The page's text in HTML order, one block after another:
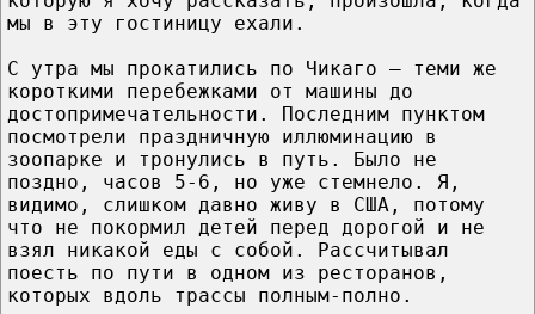
мы в эту гостиницу ехали.
С утра мы прокатились по Чикаго – теми же
короткими перебежками от машины до
достопримечательности. Последним пунктом
посмотрели праздничную иллюминацию в
зоопарке и тронулись в путь. Было не
поздно, часов 5-6, но уже стемнело. Я,
видимо, слишком давно живу в США, потому
что не покормил детей перед дорогой и не
взял никакой еды с собой. Рассчитывал
поесть по пути в одном из ресторанов,
которых вдоль трассы полным-полно.